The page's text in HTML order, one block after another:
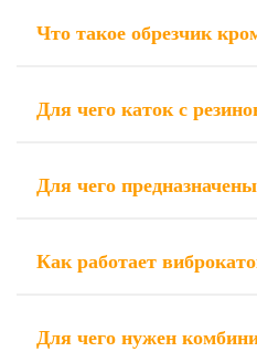
Что такое обрезчик
Для чего каток с
Для чего
Как работает
Для чего нужен